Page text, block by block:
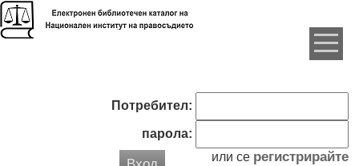
Потребител:
парола:
или се регистрирайте